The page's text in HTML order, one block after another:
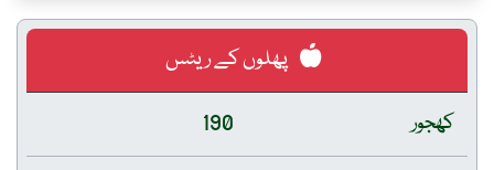
پھلوں کے ریٹس
کھجور
190